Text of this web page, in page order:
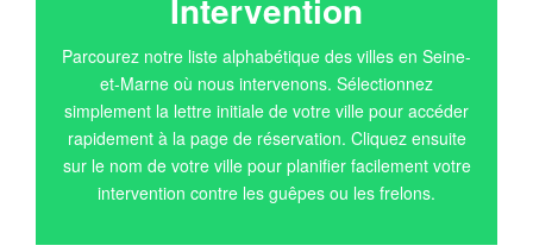
Intervention
Parcourez notre liste alphabétique des villes en Seine-
et-Marne où nous intervenons. Sélectionnez
simplement la lettre initiale de votre ville pour accéder
rapidement à la page de réservation. Cliquez ensuite
sur le nom de votre ville pour planifier facilement votre
intervention contre les guêpes ou les frelons.